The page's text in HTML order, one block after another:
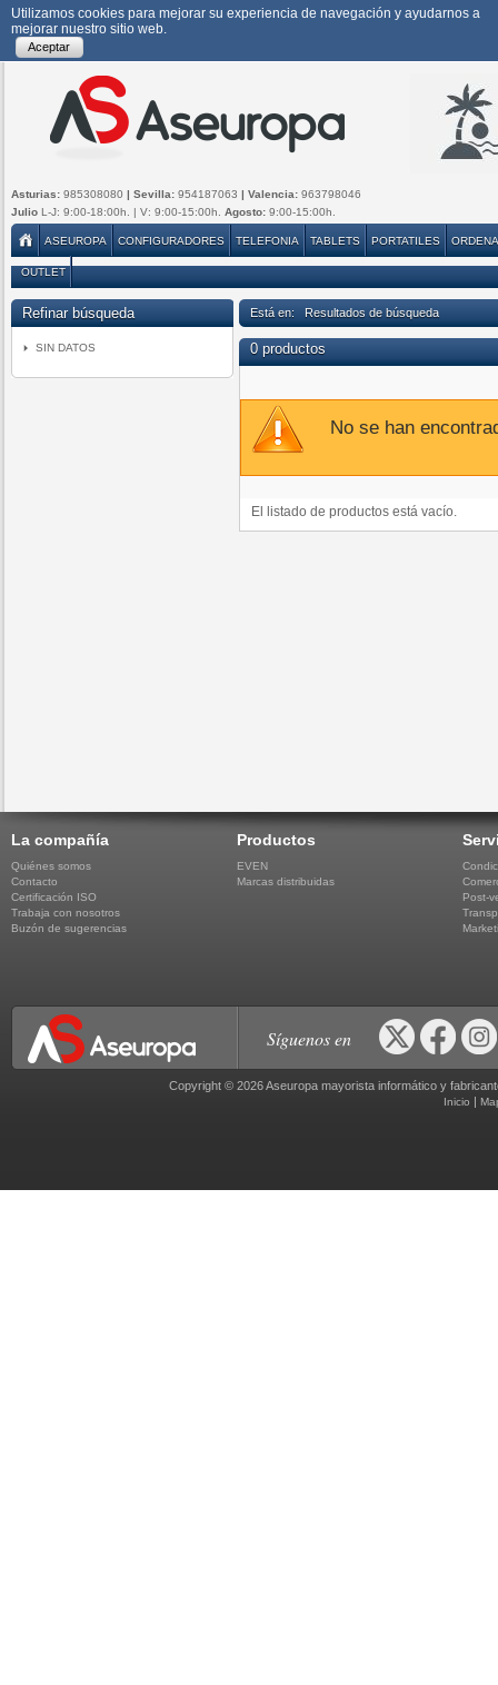
Utilizamos cookies para mejorar su experiencia de navegación y ayudarnos a
mejorar nuestro sitio web.
Aceptar
Asturias: 985308080 | Sevilla: 954187063 | Valencia: 963798046
Julio L-J: 9:00-18:00h. | V: 9:00-15:00h. Agosto: 9:00-15:00h.
ASEUROPA CONFIGURADORES TELEFONIA TABLETS PORTATILES
OUTLET
Refinar búsqueda
SIN DATOS
Está en: Resultados de búsqueda
0 productos
No se han
El listado de productos está vacío.
La compañía
Quiénes somos
Contacto
Certificación ISO
Trabaja con nosotros
Buzón de sugerencias
Productos
EVEN
Marcas distribuidas
Post-
Síguenos en
Copyright © 2026 Aseuropa mayorista informático y
Inicio |